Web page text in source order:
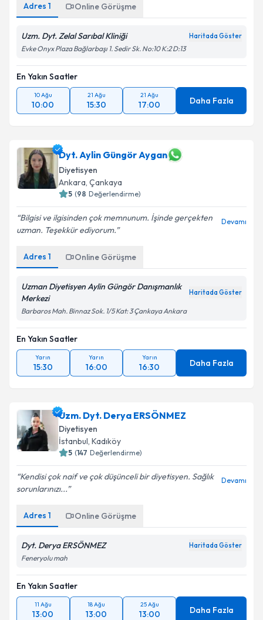
Adres 1 Online Görüşme
Uzm. Dyt. Zelal Sarıbal Kliniği Haritada Göster
Evke Onyx Plaza Bağlarbaşı 1. Sedir Sk. No:10 K:2 D:13
En Yakın Saatler
10 Ağu
10:00
21 Ağu
15:30
21 Ağu
17:00 Daha Fazla
Dyt. Aylin Güngör Aygan
Diyetisyen
Ankara, Çankaya
5 (98 Değerlendirme)
Bilgisi ve ilgisinden çok memnunum. İşinde gerçekten
uzman. Teşekkür ediyorum.
Devamı
Adres 1 Online Görüşme
Uzman Diyetisyen Aylin Güngör Danışmanlık
Merkezi
Haritada Göster
Barbaros Mah. Binnaz Sok. 1/5 Kat: 3 Çankaya Ankara
En Yakın Saatler
Yarın
15:30
Yarın
16:00
Yarın
16:30 Daha Fazla
Uzm. Dyt. Derya ERSÖNMEZ
Diyetisyen
İstanbul, Kadıköy
5 (147 Değerlendirme)
Kendisi çok naif ve çok düşünceli bir diyetisyen. Sağlık
sorunlarınızı...
Devamı
Adres 1 Online Görüşme
Dyt. Derya ERSÖNMEZ Haritada Göster
Feneryolu mah
En Yakın Saatler
11 Ağu
13:00
18 Ağu
13:00
25 Ağu
13:00 Daha Fazla